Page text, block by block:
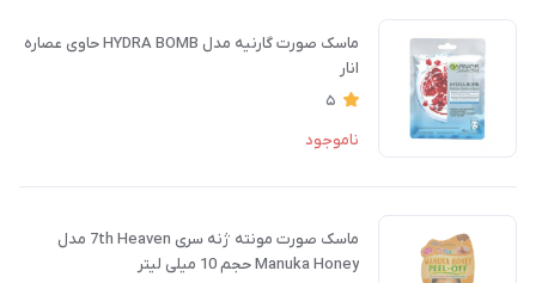
ماسک صورت گارنیه مدل HYDRA BOMB حاوی عصاره
انار
5
ناموجود
ماسک صورت مونته ژنه سری 7th Heaven مدل
Manuka Honey حجم 10 میلی لیتر